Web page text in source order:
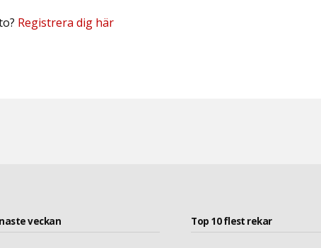
Registrera dig här
veckan Top 10 flest rekar